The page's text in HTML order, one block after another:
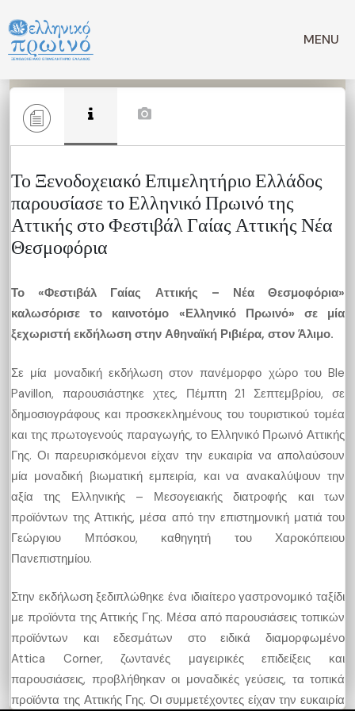
σε
περιεχόμενο
MENU
Το Ξενοδοχειακό Επιμελητήριο Ελλάδος
παρουσίασε το Ελληνικό Πρωινό της
Αττικής στο Φεστιβάλ Γαίας Αττικής Νέα
Θεσμοφόρια
Το «Φεστιβάλ Γαίας Αττικής – Νέα Θεσμοφόρια»
καλωσόρισε το καινοτόμο «Ελληνικό Πρωινό» σε μία
ξεχωριστή εκδήλωση στην Αθηναϊκή Ριβιέρα, στον Άλιμο.
Σε μία μοναδική εκδήλωση στον πανέμορφο χώρο του Ble
Pavillon, παρουσιάστηκε χτες, Πέμπτη 21 Σεπτεμβρίου, σε
δημοσιογράφους και προσκεκλημένους του τουριστικού τομέα
και της πρωτογενούς παραγωγής, το Ελληνικό Πρωινό Αττικής
Γης. Οι παρευρισκόμενοι είχαν την ευκαιρία να απολαύσουν
μία μοναδική βιωματική εμπειρία, και να ανακαλύψουν την
αξία της Ελληνικής – Μεσογειακής διατροφής και των
προϊόντων της Αττικής, μέσα από την επιστημονική ματιά του
Γεώργιου Μπόσκου, καθηγητή του Χαροκόπειου
Πανεπιστημίου.
Στην εκδήλωση ξεδιπλώθηκε ένα ιδιαίτερο γαστρονομικό ταξίδι
με προϊόντα της Αττικής Γης. Μέσα από παρουσιάσεις τοπικών
προϊόντων και εδεσμάτων στο ειδικά διαμορφωμένο
Attica Corner, ζωντανές μαγειρικές επιδείξεις και
παρουσιάσεις, προβλήθηκαν οι μοναδικές γεύσεις, τα τοπικά
προϊόντα της Αττικής Γης. Οι συμμετέχοντες είχαν την ευκαιρία